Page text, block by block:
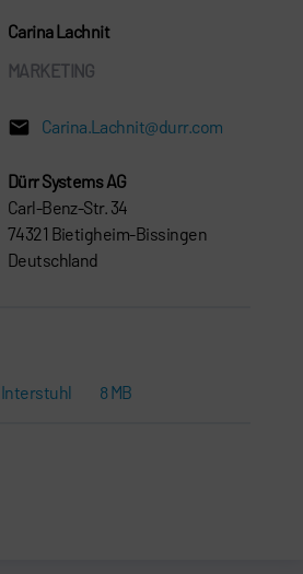
Carina Lachnit
MARKETING
Carina.Lachnit@durr.com
Dürr Systems AG
Carl-Benz-Str. 34
74321 Bietigheim-Bissingen
Deutschland
Interstuhl 8 MB